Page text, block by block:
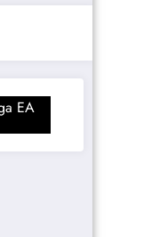
EA